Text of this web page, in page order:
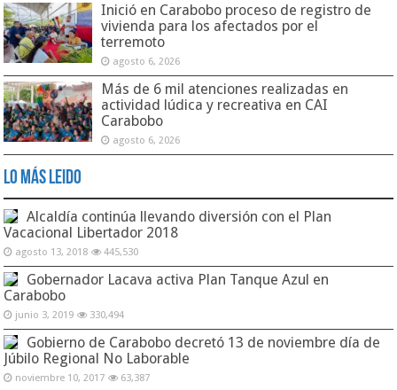
Inició en Carabobo proceso de registro de
vivienda para los afectados por el
terremoto
agosto 6, 2026
Más de 6 mil atenciones realizadas en
actividad lúdica y recreativa en CAI
Carabobo
agosto 6, 2026
Lo Más Leido
Alcaldía continúa llevando diversión con el Plan
Vacacional Libertador 2018
agosto 13, 2018 445,530
Gobernador Lacava activa Plan Tanque Azul en
Carabobo
junio 3, 2019 330,494
Gobierno de Carabobo decretó 13 de noviembre día de
Júbilo Regional No Laborable
noviembre 10, 2017 63,387